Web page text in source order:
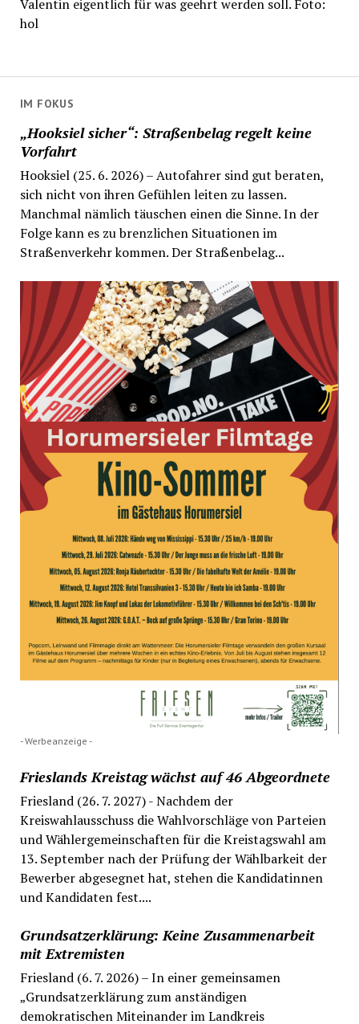
IM FOKUS
„Hooksiel sicher“: Straßenbelag regelt keine
Vorfahrt
Hooksiel (25. 6. 2026) – Autofahrer sind gut beraten,
sich nicht von ihren Gefühlen leiten zu lassen.
Manchmal nämlich täuschen einen die Sinne. In der
Folge kann es zu brenzlichen Situationen im
Straßenverkehr kommen. Der Straßenbelag...
- Werbeanzeige -
Frieslands Kreistag wächst auf 46 Abgeordnete
Friesland (26. 7. 2027) - Nachdem der
Kreiswahlausschuss die Wahlvorschläge von Parteien
und Wählergemeinschaften für die Kreistagswahl am
13. September nach der Prüfung der Wählbarkeit der
Bewerber abgesegnet hat, stehen die Kandidatinnen
und Kandidaten fest....
Grundsatzerklärung: Keine Zusammenarbeit
mit Extremisten
Friesland (6. 7. 2026) – In einer gemeinsamen
„Grundsatzerklärung zum anständigen
demokratischen Miteinander im Landkreis
Valentin eigentlich für was geehrt werden soll. Foto:
hol